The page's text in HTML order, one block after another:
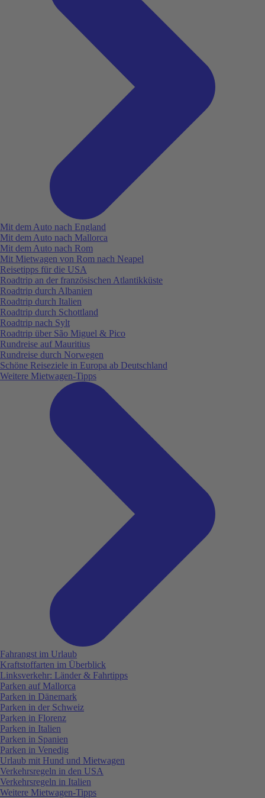
Mit dem Auto nach England
Mit dem Auto nach Mallorca
Mit dem Auto nach Rom
Mit Mietwagen von Rom nach Neapel
Reisetipps für die USA
Roadtrip an der französischen Atlantikküste
Roadtrip durch Albanien
Roadtrip durch Italien
Roadtrip durch Schottland
Roadtrip nach Sylt
Roadtrip über São Miguel & Pico
Rundreise auf Mauritius
Rundreise durch Norwegen
Schöne Reiseziele in Europa ab Deutschland
Weitere Mietwagen-Tipps
Fahrangst im Urlaub
Kraftstoffarten im Überblick
Linksverkehr: Länder & Fahrtipps
Parken auf Mallorca
Parken in Dänemark
Parken in der Schweiz
Parken in Florenz
Parken in Italien
Parken in Spanien
Parken in Venedig
Urlaub mit Hund und Mietwagen
Verkehrsregeln in den USA
Verkehrsregeln in Italien
Weitere Mietwagen-Tipps